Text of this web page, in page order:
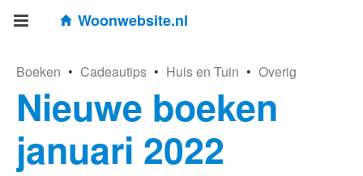
Woonwebsite.nl
Boeken • Cadeautips • Huis en Tuin • Overig
Nieuwe boeken
januari 2022